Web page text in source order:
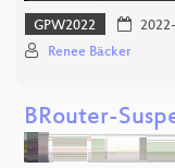
GPW2022
Renee Bäcker
BRouter-